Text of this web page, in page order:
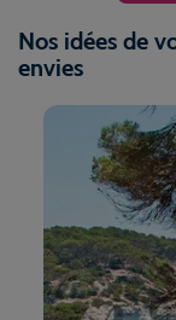
Nos idées de
envies